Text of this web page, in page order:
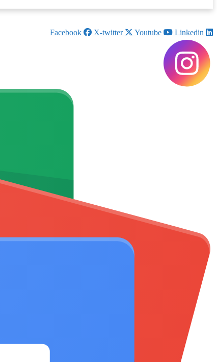
Facebook X-twitter Youtube Linkedin